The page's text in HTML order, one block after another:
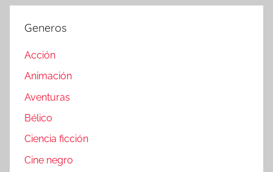
Generos
Acción
Animación
Aventuras
Bélico
Ciencia ficción
Cine negro